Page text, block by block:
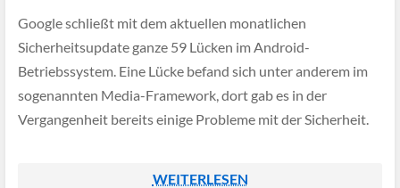
Google schließt mit dem aktuellen monatlichen
Sicherheitsupdate ganze 59 Lücken im Android-
Betriebssystem. Eine Lücke befand sich unter anderem im
sogenannten Media-Framework, dort gab es in der
Vergangenheit bereits einige Probleme mit der Sicherheit.
WEITERLESEN